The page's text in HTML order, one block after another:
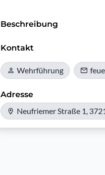
Beschreibung
Kontakt
Wehrführung
Adresse
Neufriemer Straße 1,